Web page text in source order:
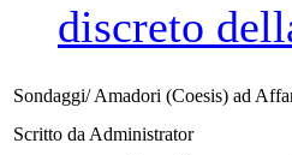
discreto
Sondaggi/ Amadori (Coesis) ad
Scritto da Administrator